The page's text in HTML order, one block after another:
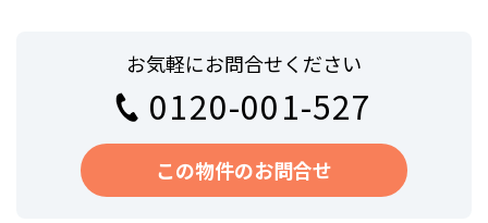
お気軽にお問合せください
0120-001-527
この物件のお問合せ